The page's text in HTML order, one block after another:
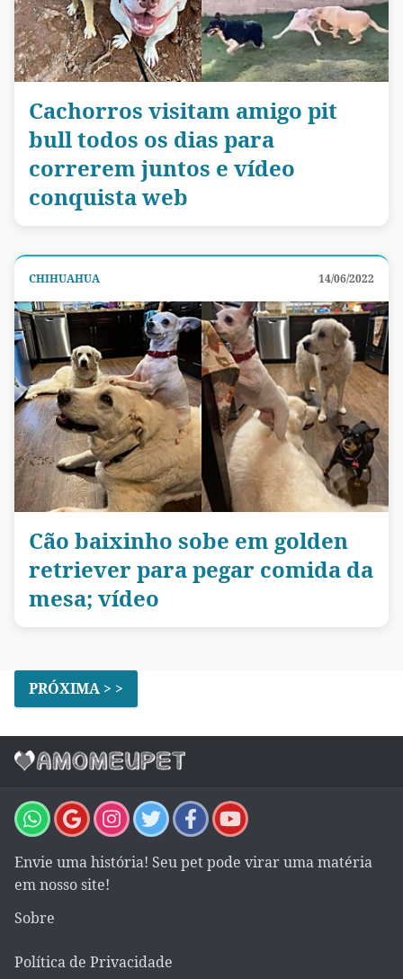
Cachorros visitam amigo pit
bull todos os dias para
correrem juntos e vídeo
conquista web
CHIHUAHUA 14/06/2022
Cão baixinho sobe em golden
retriever para pegar comida da
mesa; vídeo
PRÓXIMA > >
Envie uma história! Seu pet pode virar uma matéria
em nosso site!
Sobre
Política de Privacidade